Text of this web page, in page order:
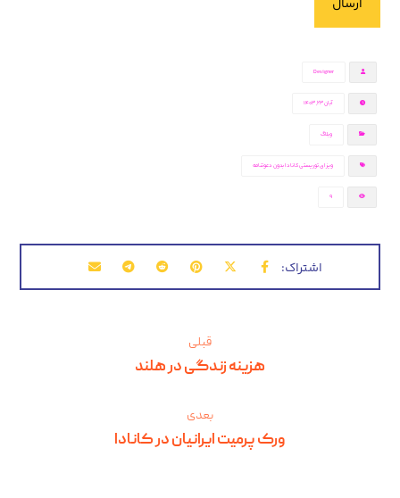
Designer
آبان ۲۳, ۱۴۰۳
وبلاگ
ویزای توریستی کانادا بدون دعوتنامه
9
قبلی
هزینه زندگی در هلند
بعدی
ورک پرمیت ایرانیان در کانادا